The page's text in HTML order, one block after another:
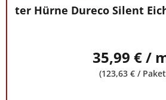
ter Hürne Dureco Silent
35,99 € /
(123,63 € /